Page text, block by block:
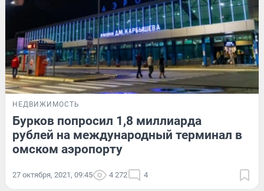
НЕДВИЖИМОСТЬ
Бурков попросил 1,8 миллиарда
рублей на международный терминал в
омском аэропорту
27 октября, 2021, 09:45 4 272 4